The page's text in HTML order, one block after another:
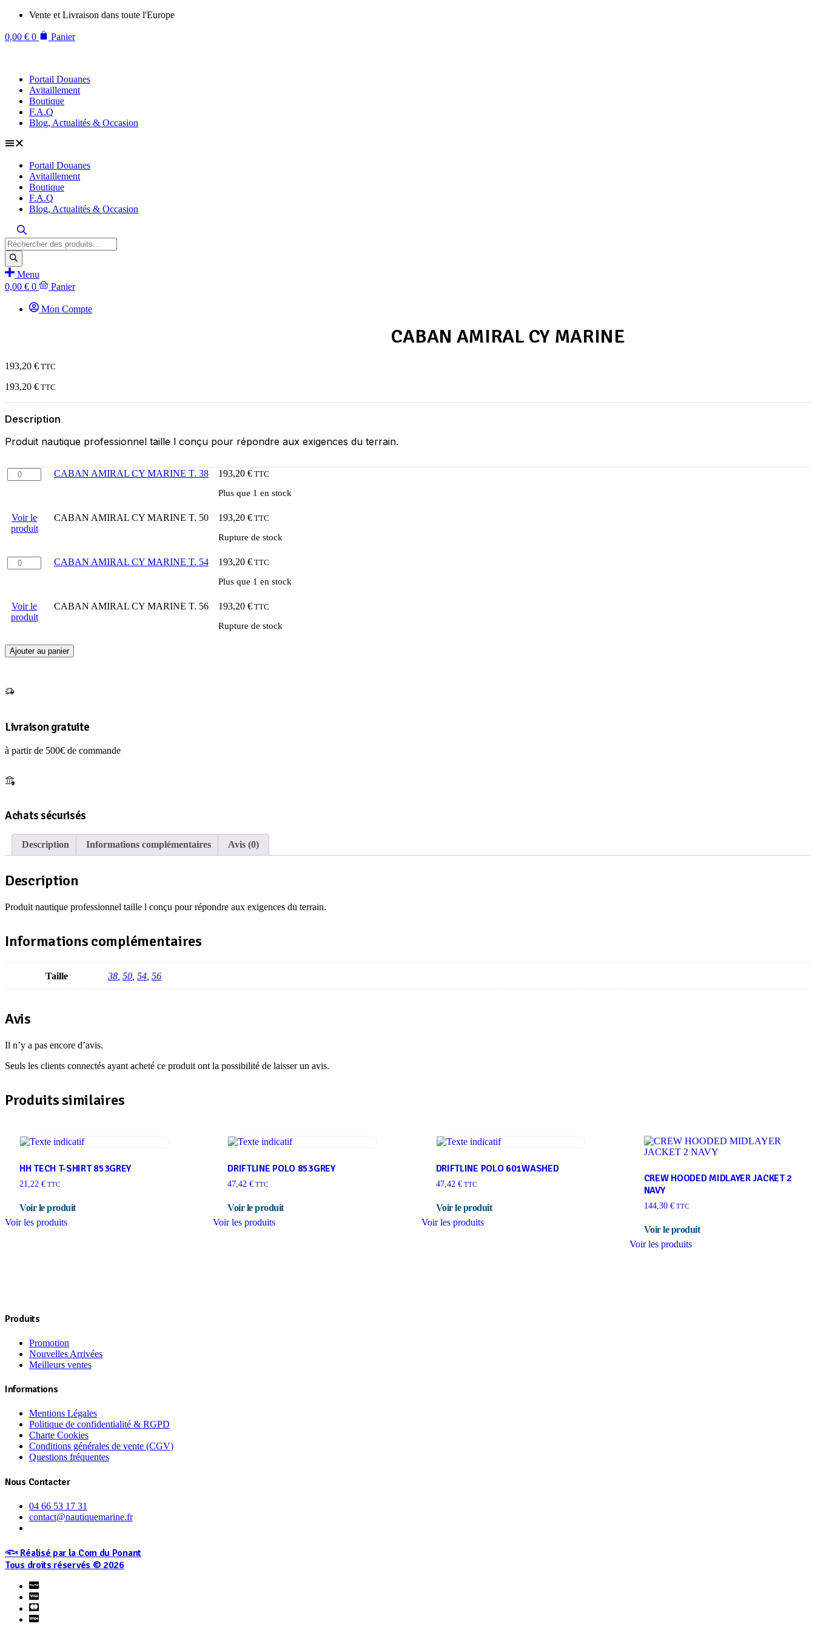
Aller
contenu
Vente et Livraison dans toute l'Europe
0,00 € 0 Panier
Portail Douanes
Avitaillement
Boutique
F.A.Q
Blog, Actualités & Occasion
Portail Douanes
Avitaillement
Boutique
F.A.Q
Blog, Actualités & Occasion
Recherche
de
produits
Menu
0,00 € 0 Panier
Mon Compte
CABAN AMIRAL CY MARINE
193,20 € TTC
193,20 € TTC
Description
Produit nautique professionnel taille l conçu pour répondre aux exigences du terrain.
quantité
de
CY
MARINE
CABAN AMIRAL CY MARINE T. 38 193,20 € TTC
Plus que 1 en stock
Voir le
produit
CABAN AMIRAL CY MARINE T. 50 193,20 € TTC
Rupture de stock
quantité
de
CY
MARINE
CABAN AMIRAL CY MARINE T. 54 193,20 € TTC
Plus que 1 en stock
Voir le
produit
CABAN AMIRAL CY MARINE T. 56 193,20 € TTC
Rupture de stock
Ajouter au panier
Livraison gratuite
à partir de 500€ de commande
Achats sécurisés
Description Informations complémentaires Avis (0)
Description
Produit nautique professionnel taille l conçu pour répondre aux exigences du terrain.
Informations complémentaires
Taille 38 50 54 56
Avis
Il n’y a pas encore d’avis.
Seuls les clients connectés ayant acheté ce produit ont la possibilité de laisser un avis.
Produits similaires
HH TECH T-SHIRT 853GREY
21,22 € TTC
Voir les produits
DRIFTLINE POLO 853GREY
47,42€ TTC
Voir les produits
DRIFTLINE POLO 601WASHED
47,42 €TTC
Voir les produits
CREW HOODED MIDLAYER JACKET 2
NAVY
144,30 €TTC
Voir les produits
Produits
Promotion
Nouvelles Arrivées
Meilleurs ventes
Informations
Mentions Légales
Politique de confidentialité & RGPD
Charte Cookies
Conditions générales de vente (CGV)
Questions fréquentes
Nous Contacter
04 66 53 17 31
contact@nautiquemarine.fr
𓆟 Réalisé par la Com du Ponant
Tous droits réservés © 2026